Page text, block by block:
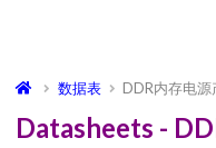
数据表 DDR内存电源
Datasheets -